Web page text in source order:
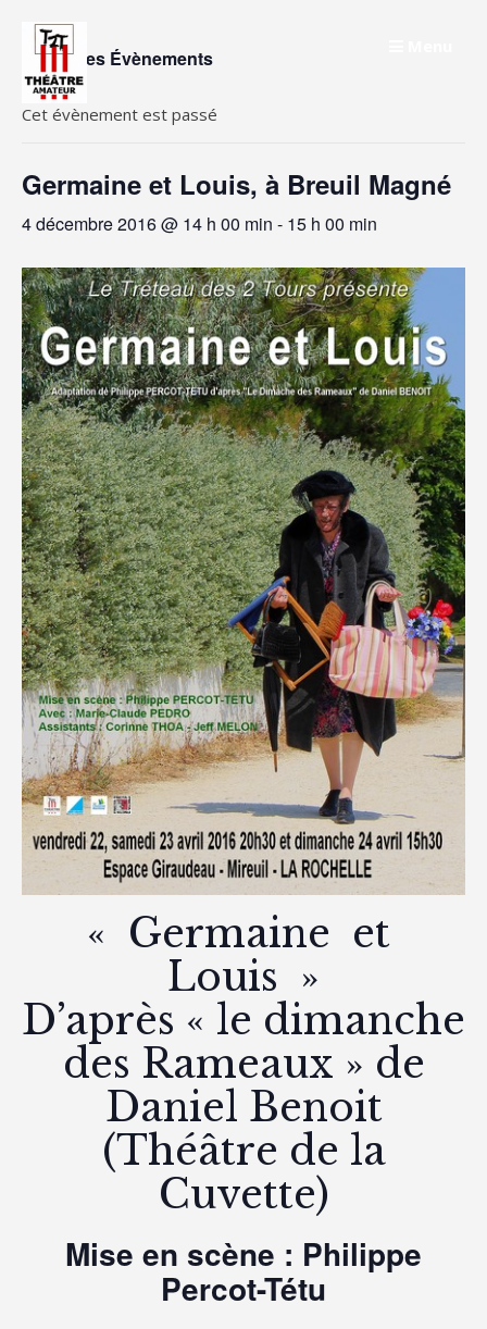
content
« Tous les Évènements
Cet évènement est passé
Germaine et Louis, à Breuil Magné
4 décembre 2016 @ 14 h 00 min - 15 h 00 min
« Germaine et
Louis »
D’après « le dimanche
des Rameaux » de
Daniel Benoit
(Théâtre de la
Cuvette)
Mise en scène : Philippe
Percot-Tétu